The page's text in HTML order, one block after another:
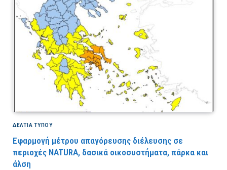
ΔΕΛΤΙΑ ΤΥΠΟΥ
Εφαρμογή μέτρου απαγόρευσης διέλευσης σε
περιοχές NATURA, δασικά οικοσυστήματα, πάρκα και
άλση